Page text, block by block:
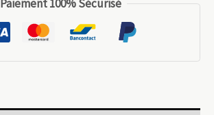
Paiement 100% Sécurisé